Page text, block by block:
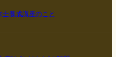
養成講座のこと